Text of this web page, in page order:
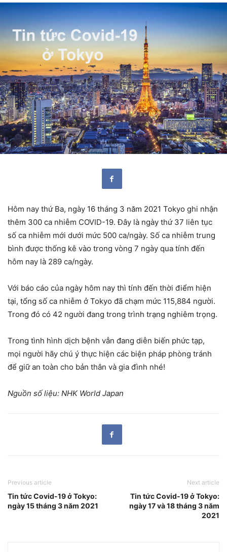
Hôm nay thứ Ba, ngày 16 tháng 3 năm 2021 Tokyo ghi nhận
thêm 300 ca nhiễm COVID-19. Đây là ngày thứ 37 liên tục
số ca nhiễm mới dưới mức 500 ca/ngày. Số ca nhiễm trung
bình được thống kê vào trong vòng 7 ngày qua tính đến
hôm nay là 289 ca/ngày.
Với báo cáo của ngày hôm nay thì tính đến thời điểm hiện
tại, tổng số ca nhiễm ở Tokyo đã chạm mức 115,884 người.
Trong đó có 42 người đang trong trình trạng nghiêm trọng.
Trong tình hình dịch bệnh vẫn đang diễn biến phức tạp,
mọi người hãy chú ý thực hiện các biện pháp phòng tránh
để giữ an toàn cho bản thân và gia đình nhé!
Nguồn số liệu: NHK World Japan
Previous article
Tin tức Covid-19 ở Tokyo:
ngày 15 tháng 3 năm 2021
Next article
Tin tức Covid-19 ở Tokyo:
ngày 17 và 18 tháng 3 năm
2021